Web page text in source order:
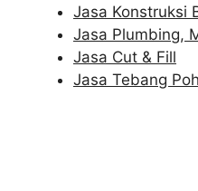
Jasa Konstruksi
Jasa Plumbing,
Jasa Cut & Fill
Jasa Tebang